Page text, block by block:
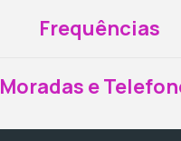
Frequências
Moradas e